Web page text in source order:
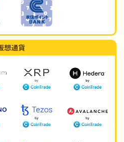
想通貨